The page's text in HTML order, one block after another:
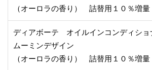
（オーロラの香り） 詰替用１０％増量
ディアボーテ オイルインコンディシ
ムーミンデザイン
（オーロラの香り） 詰替用１０％増量